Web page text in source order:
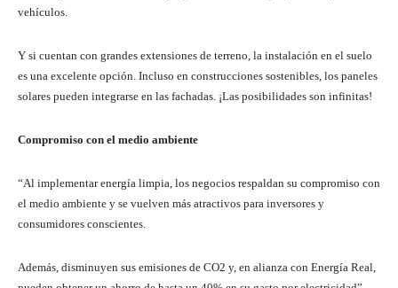
vehículos.
Y si cuentan con grandes extensiones de terreno, la instalación en el suelo
es una excelente opción. Incluso en construcciones sostenibles, los paneles
solares pueden integrarse en las fachadas. ¡Las posibilidades son infinitas!
Compromiso con el medio ambiente
“Al implementar energía limpia, los negocios respaldan su compromiso con
el medio ambiente y se vuelven más atractivos para inversores y
consumidores conscientes.
Además, disminuyen sus emisiones de CO2 y, en alianza con Energía Real,